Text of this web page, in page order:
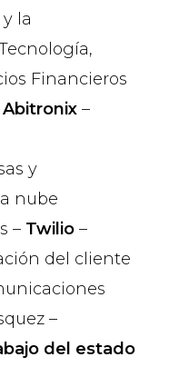
la
Financieros
Abitronix –
y
nube
– Twilio–
del cliente
–
del estado